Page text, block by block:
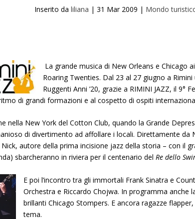
Inserito da liliana | 31 Mar 2009 | Mondo
La grande musica di New Orleans e Chicago
Roaring Twenties. Dal 23 al 27 giugno a
Ruggenti Anni ’20, grazie a RIMINI JAZZ, il 9°
di grandi formazioni e al cospetto di ospiti
nella New York del Cotton Club, quando la Grande
di divertimento ad affollare i locali. Direttamente da
autore della prima incisione jazz della storia – con il
sbarcheranno in riviera per il centenario delRe dello
E poi l’incontro tra gli immortali Frank Sinatra e
Orchestra e Riccardo Chojwa. In programma anche
brillanti Chicago Stompers. E ancora ragazze
tema.